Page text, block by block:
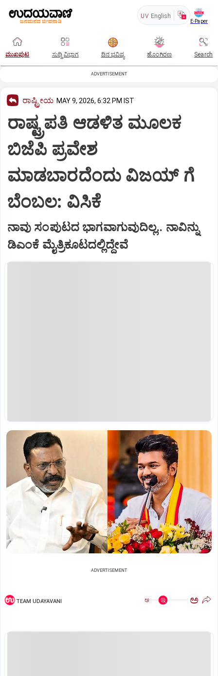
UV English
E-Paper
ಮುಖಪುಟ ಸುದ್ದಿ ವಿಭಾಗ ದಿನ ಭವಿಷ್ಯ ಹೊಂಗಿರಣ Search
ADVERTISEMENT
ರಾಷ್ಟ್ರೀಯ MAY 9, 2026, 6:32 PM IST
ರಾಷ್ಟ್ರಪತಿ ಆಡಳಿತ ಮೂಲಕ
ಬಿಜೆಪಿ ಪ್ರವೇಶ
ಮಾಡಬಾರದೆಂದು ವಿಜಯ್‌ ಗೆ
ಬೆಂಬಲ: ವಿಸಿಕೆ
ನಾವು ಸಂಪುಟದ ಭಾಗವಾಗುವುದಿಲ್ಲ.. ನಾವಿನ್ನು
ಡಿಎಂಕೆ ಮೈತ್ರಿಕೂಟದಲ್ಲಿದ್ದೇವೆ
ADVERTISEMENT
TEAM UDAYAVANI ಅ ಅ